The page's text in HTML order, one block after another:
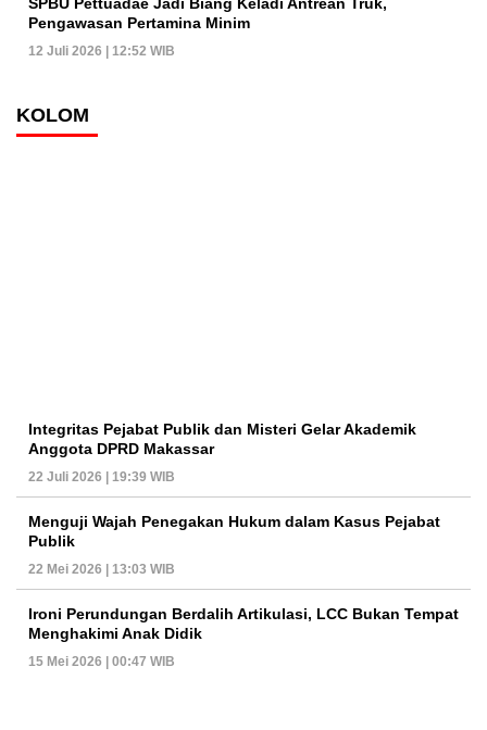
Pengawasan Pertamina Minim
12 Juli 2026 | 12:52 WIB
KOLOM
Integritas Pejabat Publik dan Misteri Gelar Akademik
Anggota DPRD Makassar
22 Juli 2026 | 19:39 WIB
Menguji Wajah Penegakan Hukum dalam Kasus Pejabat
Publik
22 Mei 2026 | 13:03 WIB
Ironi Perundungan Berdalih Artikulasi, LCC Bukan Tempat
Menghakimi Anak Didik
15 Mei 2026 | 00:47 WIB